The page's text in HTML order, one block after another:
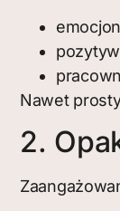
Nawet
2.